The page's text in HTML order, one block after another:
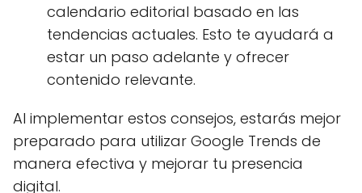
calendario editorial basado en las
tendencias actuales. Esto te ayudará a
estar un paso adelante y ofrecer
contenido relevante.
Al implementar estos consejos, estarás mejor
preparado para utilizar Google Trends de
manera efectiva y mejorar tu presencia
digital.